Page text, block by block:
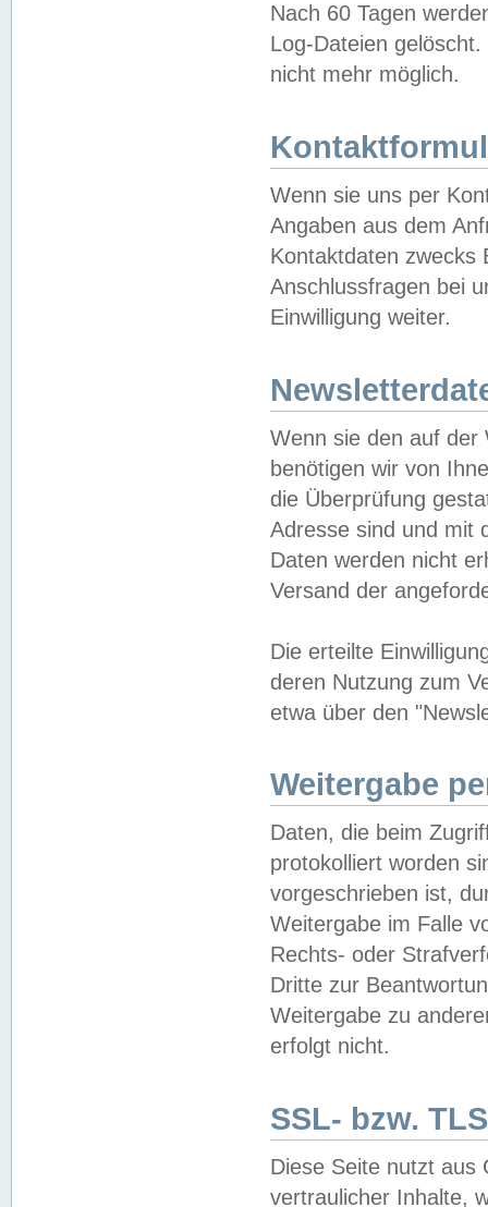
Nach 60 Tagen
Log-Dateien
nicht mehr möglich.
Wenn sie uns per
Angaben aus dem
Kontaktdaten zwecks
Anschlussfragen bei
Einwilligung weiter.
Wenn sie den auf der
benötigen wir von
die Überprüfung
Adresse sind und mit
Daten werden nicht
Versand der
Die erteilte
deren Nutzung zum
etwa über den
Weitergabe
Daten, die beim
protokolliert worden
vorgeschrieben ist,
Weitergabe im Falle
Rechts- oder
Dritte zur
Weitergabe zu
erfolgt nicht.
SSL- bzw.
Diese Seite nutzt aus
vertraulicher Inhalte,